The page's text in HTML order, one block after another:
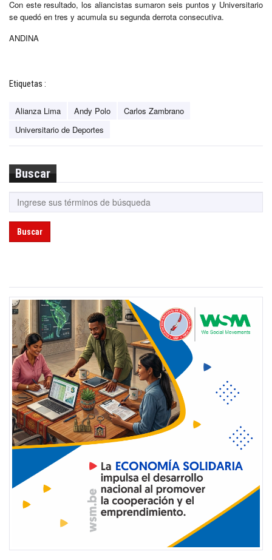
Con este resultado, los aliancistas sumaron seis puntos y Universitario
se quedó en tres y acumula su segunda derrota consecutiva.
ANDINA
Etiquetas :
Alianza Lima Andy Polo
Carlos Zambrano
Universitario de Deportes
Buscar
Buscar